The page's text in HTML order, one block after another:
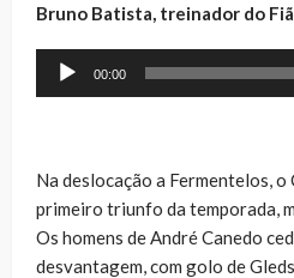
Bruno Batista, treinador do
Reprodutor
00:00
Na deslocação a Fermentelos,
primeiro triunfo da temporada,
Os homens de André Canedo
desvantagem, com golo de